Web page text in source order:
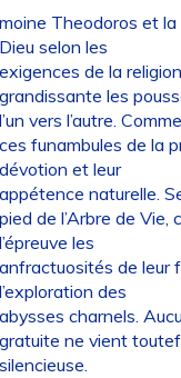
Theodoros et
selon les
de la
les
vers l’autre.
funambules de la
et leur
naturelle.
de l’Arbre de
les
de leur
des
charnels.
ne vient